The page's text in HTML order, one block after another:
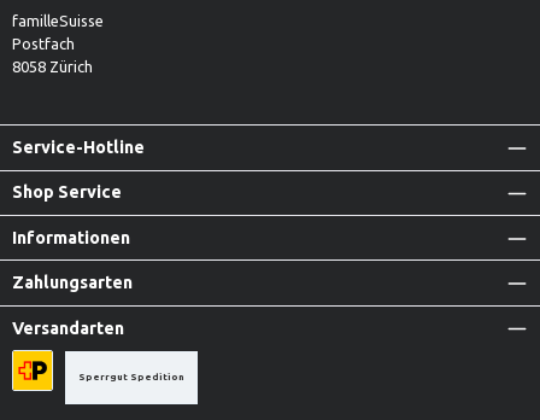
familleSuisse
Postfach
8058 Zürich
Service-Hotline
Shop Service
Informationen
Zahlungsarten
Versandarten
Priority A-Post
Sperrgut Spedition